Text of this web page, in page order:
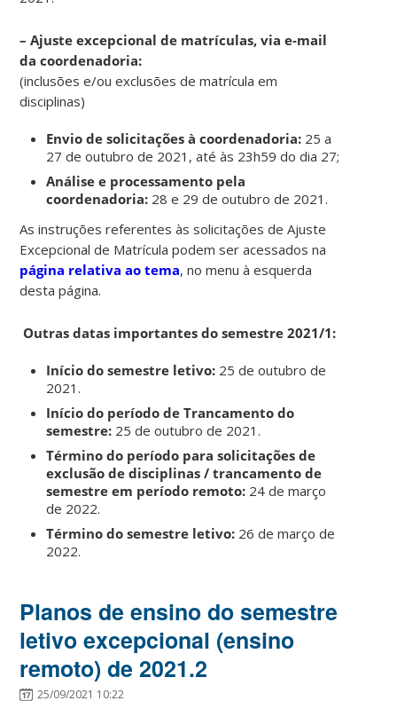
– Ajuste excepcional de matrículas, via e-mail
da coordenadoria:
(inclusões e/ou exclusões de matrícula em
disciplinas)
Envio de solicitações à coordenadoria: 25 a
27 de outubro de 2021, até às 23h59 do dia 27;
Análise e processamento pela
coordenadoria: 28 e 29 de outubro de 2021.
As instruções referentes às solicitações de Ajuste
Excepcional de Matrícula podem ser acessados na
página relativa ao tema, no menu à esquerda
desta página.
Outras datas importantes do semestre 2021/1:
Início do semestre letivo: 25 de outubro de
2021.
Início do período de Trancamento do
semestre: 25 de outubro de 2021.
Término do período para solicitações de
exclusão de disciplinas / trancamento de
semestre em período remoto: 24 de março
de 2022.
Término do semestre letivo: 26 de março de
2022.
Planos de ensino do semestre
letivo excepcional (ensino
remoto) de 2021.2
25/09/2021 10:22